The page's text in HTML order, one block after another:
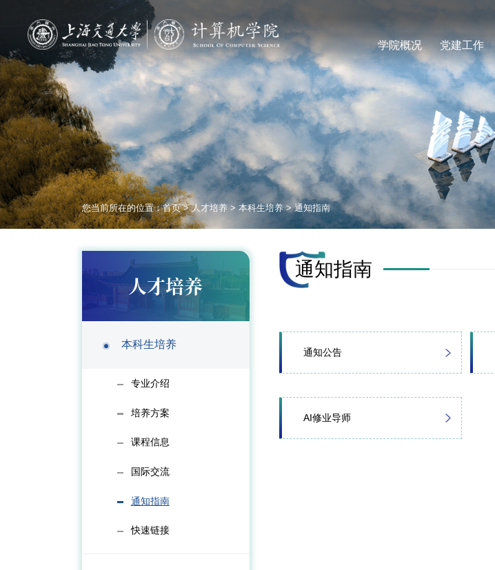
学院概况 党建工作
您当前所在的位置：首页>人才培养>本科生培养>通知指南
人才培养
本科生培养
专业介绍
培养方案
课程信息
国际交流
通知指南
快速链接
通知指南
通知公告
AI修业导师